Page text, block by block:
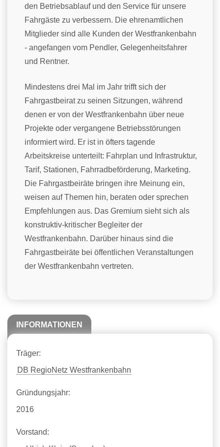
den Betriebsablauf und den Service für unsere
Fahrgäste zu verbessern. Die ehrenamtlichen
Mitglieder sind alle Kunden der Westfrankenbahn
- angefangen vom Pendler, Gelegenheitsfahrer
und Rentner.
Mindestens drei Mal im Jahr trifft sich der
Fahrgastbeirat zu seinen Sitzungen, während
denen er von der Westfrankenbahn über neue
Projekte oder vergangene Betriebsstörungen
informiert wird. Er ist in öfters tagende
Arbeitskreise unterteilt: Fahrplan und Infrastruktur,
Tarif, Stationen, Fahrradbeförderung, Marketing.
Die Fahrgastbeiräte bringen ihre Meinung ein,
weisen auf Themen hin, beraten oder sprechen
Empfehlungen aus. Das Gremium sieht sich als
konstruktiv-kritischer Begleiter der
Westfrankenbahn. Darüber hinaus sind die
Fahrgastbeiräte bei öffentlichen Veranstaltungen
der Westfrankenbahn vertreten.
INFORMATIONEN
Träger:
DB RegioNetz Westfrankenbahn
Gründungsjahr:
2016
Vorstand: